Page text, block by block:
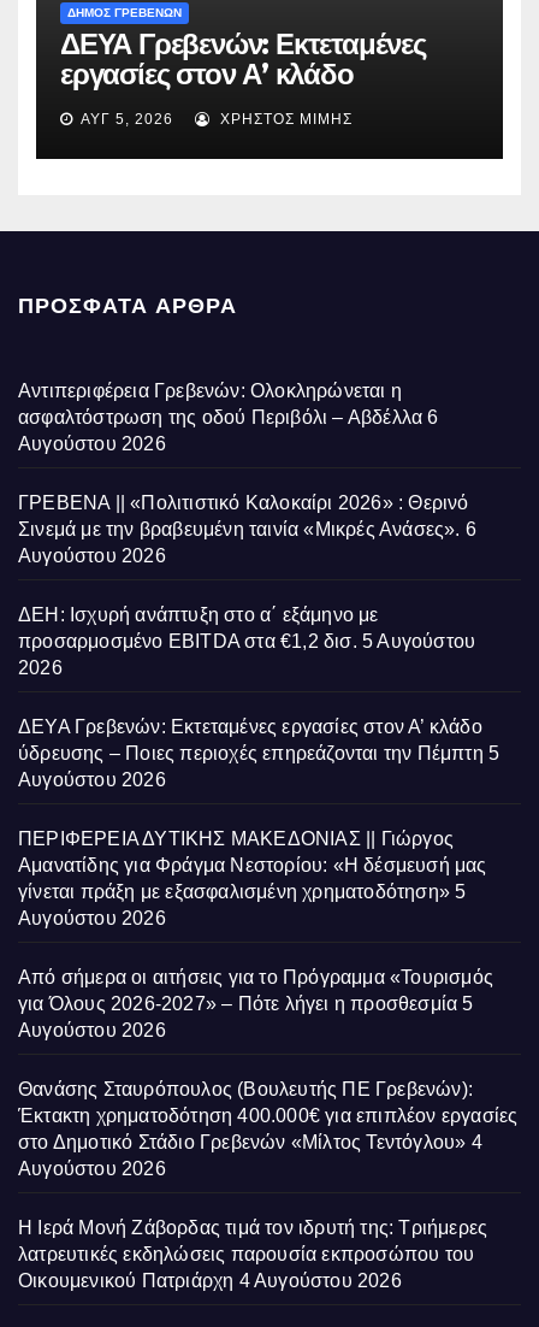
ΔΗΜΟΣ ΓΡΕΒΕΝΩΝ
ΔΕΥΑ Γρεβενών: Εκτεταμένες
εργασίες στον Α’ κλάδο
ύδρευσης – Ποιες περιοχές
επηρεάζονται την Πέμπτη
ΑΥΓ 5, 2026 ΧΡΉΣΤΟΣ ΜΊΜΗΣ
ΠΡΌΣΦΑΤΑ ΆΡΘΡΑ
Αντιπεριφέρεια Γρεβενών: Ολοκληρώνεται η
ασφαλτόστρωση της οδού Περιβόλι – Αβδέλλα 6
Αυγούστου 2026
ΓΡΕΒΕΝΑ || «Πολιτιστικό Καλοκαίρι 2026» : Θερινό
Σινεμά με την βραβευμένη ταινία «Μικρές Ανάσες». 6
Αυγούστου 2026
ΔΕΗ: Ισχυρή ανάπτυξη στο α΄ εξάμηνο με
προσαρμοσμένο EBITDA στα €1,2 δισ. 5 Αυγούστου
2026
ΔΕΥΑ Γρεβενών: Εκτεταμένες εργασίες στον Α’ κλάδο
ύδρευσης – Ποιες περιοχές επηρεάζονται την Πέμπτη 5
Αυγούστου 2026
ΠΕΡΙΦΕΡΕΙΑ ΔΥΤΙΚΗΣ ΜΑΚΕΔΟΝΙΑΣ || Γιώργος
Αμανατίδης για Φράγμα Νεστορίου: «Η δέσμευσή μας
γίνεται πράξη με εξασφαλισμένη χρηματοδότηση» 5
Αυγούστου 2026
Από σήμερα οι αιτήσεις για το Πρόγραμμα «Τουρισμός
για Όλους 2026-2027» – Πότε λήγει η προσθεσμία 5
Αυγούστου 2026
Θανάσης Σταυρόπουλος (Βουλευτής ΠΕ Γρεβενών):
Έκτακτη χρηματοδότηση 400.000€ για επιπλέον εργασίες
στο Δημοτικό Στάδιο Γρεβενών «Μίλτος Τεντόγλου» 4
Αυγούστου 2026
Η Ιερά Μονή Ζάβορδας τιμά τον ιδρυτή της: Τριήμερες
λατρευτικές εκδηλώσεις παρουσία εκπροσώπου του
Οικουμενικού Πατριάρχη 4 Αυγούστου 2026